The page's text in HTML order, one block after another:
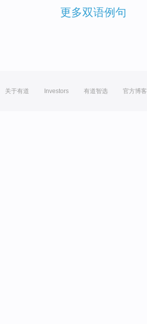
更多双语例句
关于有道 Investors 有道智选 官方博客